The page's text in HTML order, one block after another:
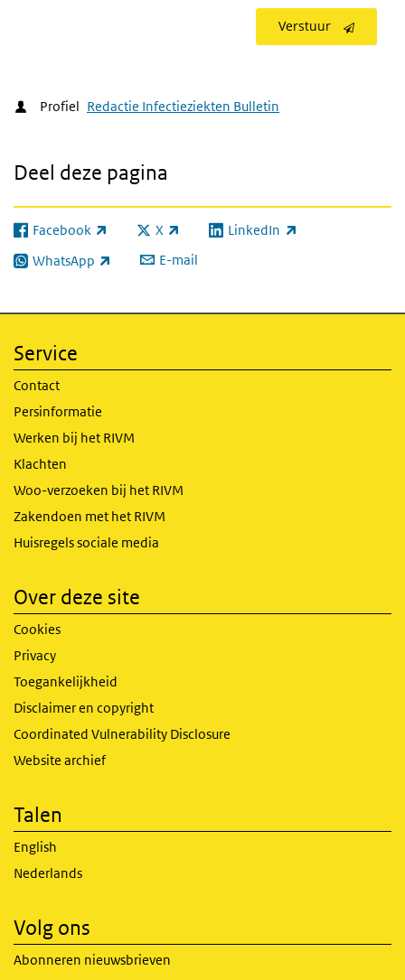
Verstuur
Profiel Redactie Infectieziekten Bulletin
Deel deze pagina
Facebook
(externe link) X
(externe link) LinkedIn
(externe link)
WhatsApp
(externe link) E-mail
Service
Contact
Persinformatie
Werken bij het RIVM
Klachten
Woo-verzoeken bij het RIVM
Zakendoen met het RIVM
Huisregels sociale media
Over deze site
Cookies
Privacy
Toegankelijkheid
Disclaimer en copyright
Coordinated Vulnerability Disclosure
Website archief
Talen
English
Nederlands
Volg ons
Abonneren nieuwsbrieven